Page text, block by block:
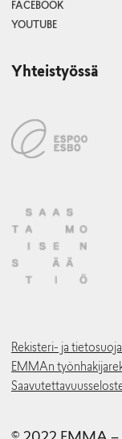
FACEBOOK
YOUTUBE
Yhteistyössä
Rekisteri- ja
EMMAn